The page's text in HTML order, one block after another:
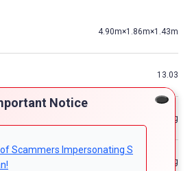
Notice
Scammers Impersonating S
4.90m×1.86m×1.43m
13.03
—kg
—kg